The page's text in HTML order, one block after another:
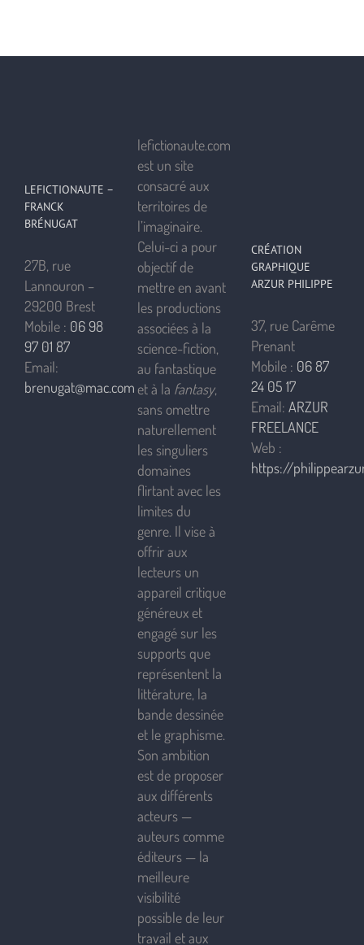
LEFICTIONAUTE –
FRANCK
BRÉNUGAT
27B, rue
Lannouron –
29200 Brest
Mobile : 06 98
97 01 87
Email:
brenugat@mac.com
lefictionaute.com
est un site
consacré aux
territoires de
l’imaginaire.
Celui-ci a pour
objectif de
mettre en avant
les productions
associées à la
science-fiction,
au fantastique
et à la fantasy,
sans omettre
naturellement
les singuliers
domaines
flirtant avec les
limites du
genre. Il vise à
offrir aux
lecteurs un
appareil critique
généreux et
engagé sur les
supports que
représentent la
littérature, la
bande dessinée
et le graphisme.
Son ambition
est de proposer
aux différents
acteurs —
auteurs comme
éditeurs — la
meilleure
visibilité
possible de leur
travail et aux
CRÉATION
GRAPHIQUE
ARZUR PHILIPPE
37, rue Carême
Prenant
Mobile : 06 87
24 05 17
Email: ARZUR
FREELANCE
Web :
https://